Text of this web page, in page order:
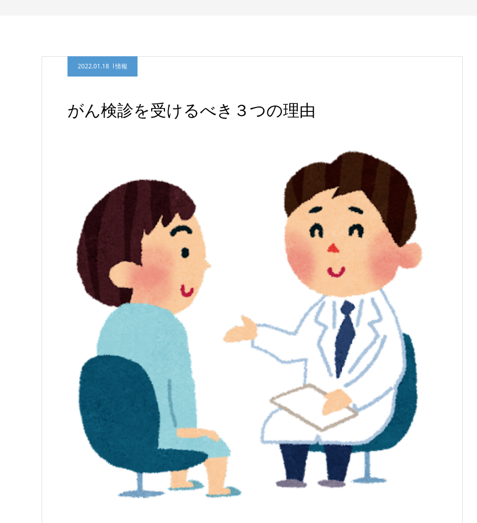
2022.01.18 情報
がん検診を受けるべき３つの理由